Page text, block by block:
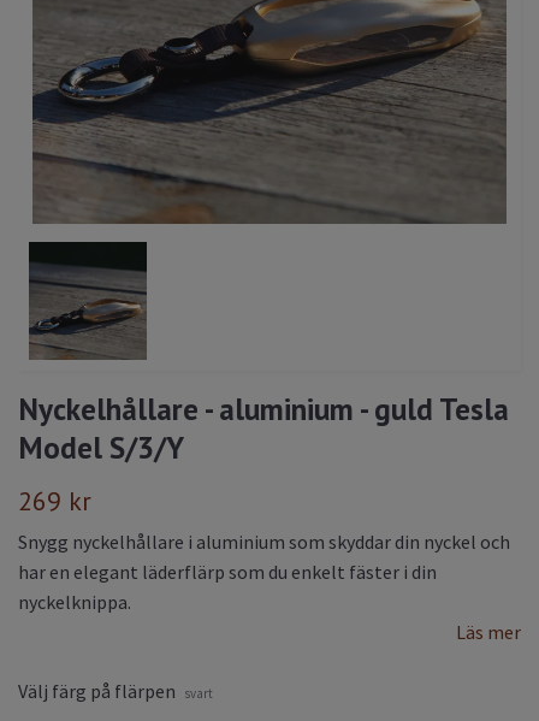
Nyckelhållare - aluminium - guld Tesla
Model S/3/Y
269 kr
Snygg nyckelhållare i aluminium som skyddar din nyckel och
har en elegant läderflärp som du enkelt fäster i din
nyckelknippa.
Läs mer
Välj färg på flärpen svart